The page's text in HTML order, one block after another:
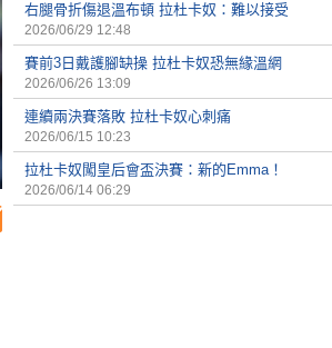
右腿骨折傷退溫布頓 拉杜卡奴：難以接受
2026/06/29 12:48
賽前3日戴護腳缺操 拉杜卡奴恐無緣溫網
2026/06/26 13:09
連續兩決賽落敗 拉杜卡奴心刺痛
2026/06/15 10:23
拉杜卡奴闖皇后會盃決賽：新的Emma！
2026/06/14 06:29